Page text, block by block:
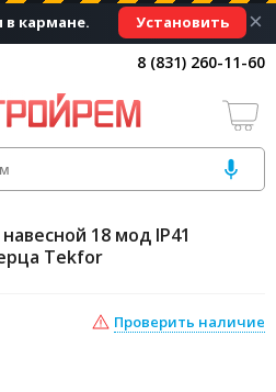
кармане. Установить ×
8 (831) 260-11-60
18 мод IP41
Tekfor
Проверить наличие